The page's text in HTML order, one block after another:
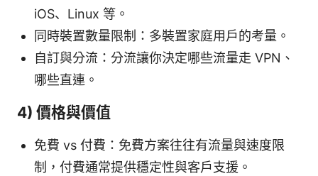
iOS、Linux 等。
同時裝置數量限制：多裝置家庭用戶的考量。
自訂與分流：分流讓你決定哪些流量走 VPN、
哪些直連。
4) 價格與價值
免費 vs 付費：免費方案往往有流量與速度限
制，付費通常提供穩定性與客戶支援。